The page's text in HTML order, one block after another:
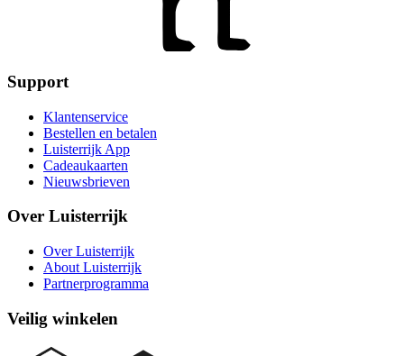
Support
Klantenservice
Bestellen en betalen
Luisterrijk App
Cadeaukaarten
Nieuwsbrieven
Over Luisterrijk
Over Luisterrijk
About Luisterrijk
Partnerprogramma
Veilig winkelen